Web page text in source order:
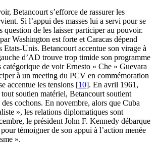
Betancourt s’efforce de rassurer les
Si l’appui des masses lui a servi pour se
question de les laisser participer au pouvoir.
Washington est forte et Caracas dépend
Etats-Unis. Betancourt accentue son virage à
d’AD trouve trop timide son programme
catégorique de voir Ernesto « Che » Guevara
à un meeting du PCV en commémoration
accentue les tensions [10]. En avril 1961,
soutien matériel, Betancourt soutient
cochons. En novembre, alors que Cuba
», les relations diplomatiques sont
le président John F. Kennedy débarque
témoigner de son appui à l’action menée
».